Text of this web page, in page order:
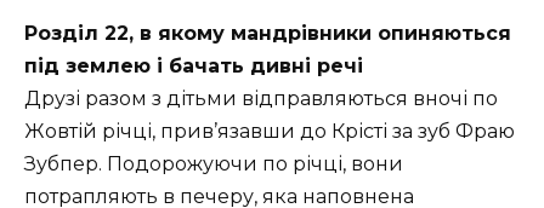
Розділ 22, в якому мандрівники опиняються
під землею і бачать дивні речі
Друзі разом з дітьми відправляються вночі по
Жовтій річці, прив’язавши до Крісті за зуб Фраю
Зубпер. Подорожуючи по річці, вони
потрапляють в печеру, яка наповнена